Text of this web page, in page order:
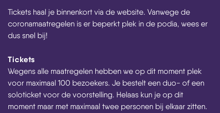
Tickets haal je binnenkort via de website. Vanwege de
coronamaatregelen is er beperkt plek in de podia, wees er
dus snel bij!
Tickets
Wegens alle maatregelen hebben we op dit moment plek
voor maximaal 100 bezoekers. Je bestelt een duo- of een
soloticket voor de voorstelling. Helaas kun je op dit
moment maar met maximaal twee personen bij elkaar zitten.